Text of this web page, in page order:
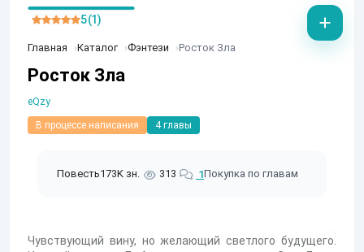
Главная Каталог Фэнтези Росток Зла
Росток Зла
eQzy
В процессе написания 4 главы
Повесть173K зн. 313 1Покупка по главам
5 (1)
Чувствующий вину, но желающий светлого будущего.